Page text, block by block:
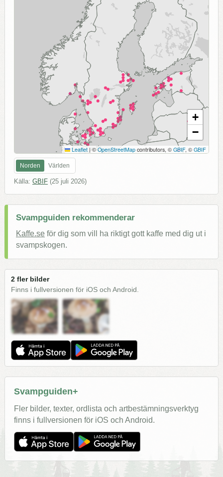
+
−
Leaflet | ©OpenStreetMap contributors, © GBIF, © GBIF
Norden Världen
Källa: GBIF (25 juli 2026)
Svampguiden rekommenderar
Kaffe.se för dig som vill ha riktigt gott kaffe med dig ut i
svampskogen.
2 fler bilder
Finns i fullversionen för iOS och Android.
Svampguiden+
Fler bilder, texter, ordlista och artbestämningsverktyg
finns i fullversionen för iOS och Android.